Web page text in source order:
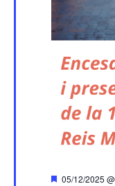
Destacats
05/12/2025